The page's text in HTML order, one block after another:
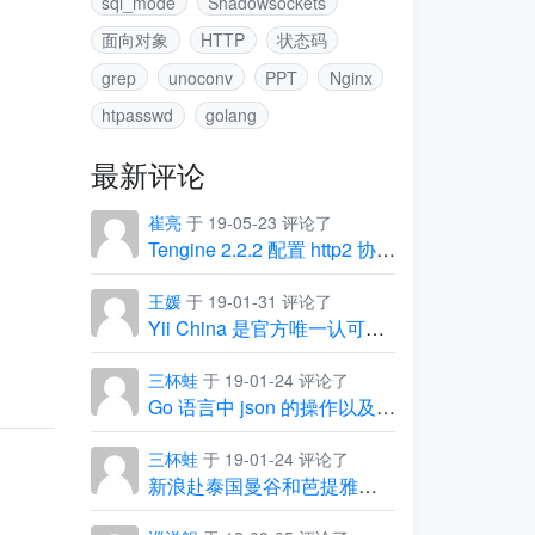
面向对象
HTTP
状态码
grep
unoconv PPT
Nginx
htpasswd
golang
最新评论
崔亮 于 19-05-23 评论了
Tengine 2.2.2 配置 http2 协议出现的坑
王媛 于 19-01-31 评论了
Yii China 是官方唯一认可的中文社区
三杯蛙 于 19-01-24 评论了
Go 语言中 json 的操作以及常见问题
三杯蛙 于 19-01-24 评论了
新浪赴泰国曼谷和芭提雅团建